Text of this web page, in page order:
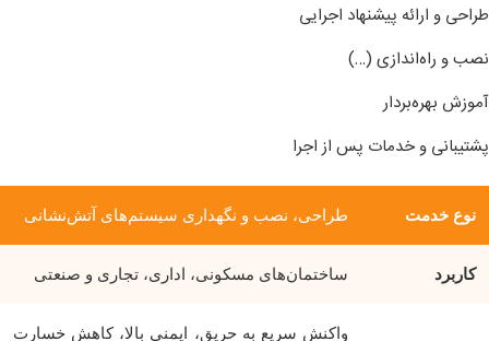
طراحی و ارائه پیشنهاد اجرایی
نصب و راه‌اندازی (…)
آموزش بهره‌بردار
پشتیبانی و خدمات پس از اجرا
نوع خدمت طراحی، نصب و نگهداری سیستم‌های آتش‌نشانی
کاربرد ساختمان‌های مسکونی، اداری، تجاری و صنعتی
واکنش سریع به حریق، ایمنی بالا، کاهش خسارت